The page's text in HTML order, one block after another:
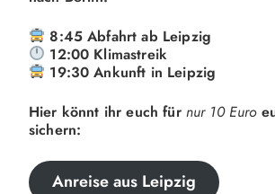
8:45 Abfahrt ab Leipzig
12:00 Klimastreik
19:30 Ankunft in Leipzig
Hier könnt ihr euch für nur 10 Euro
sichern:
Anreise aus Leipzig